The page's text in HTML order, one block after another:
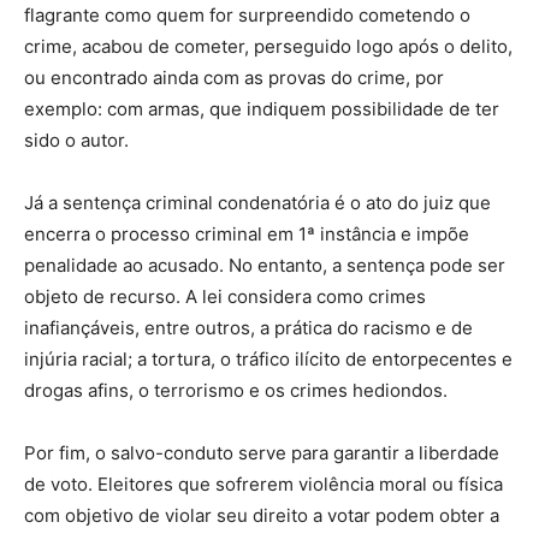
flagrante como quem for surpreendido cometendo o
crime, acabou de cometer, perseguido logo após o delito,
ou encontrado ainda com as provas do crime, por
exemplo: com armas, que indiquem possibilidade de ter
sido o autor.
Já a sentença criminal condenatória é o ato do juiz que
encerra o processo criminal em 1ª instância e impõe
penalidade ao acusado. No entanto, a sentença pode ser
objeto de recurso. A lei considera como crimes
inafiançáveis, entre outros, a prática do racismo e de
injúria racial; a tortura, o tráfico ilícito de entorpecentes e
drogas afins, o terrorismo e os crimes hediondos.
Por fim, o salvo-conduto serve para garantir a liberdade
de voto. Eleitores que sofrerem violência moral ou física
com objetivo de violar seu direito a votar podem obter a